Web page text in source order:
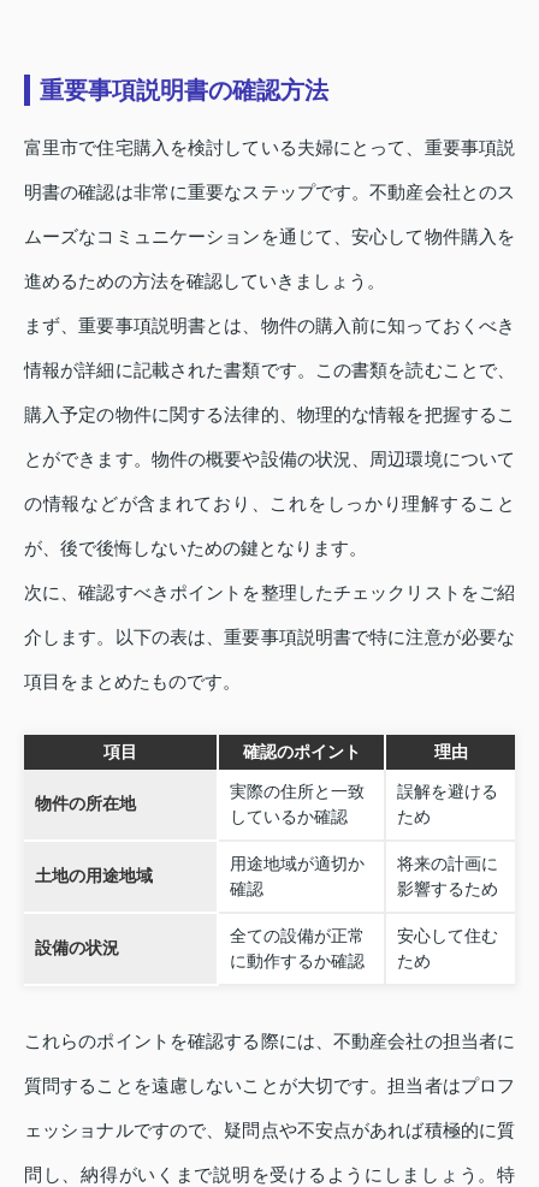
重要事項説明書の確認方法
富里市で住宅購入を検討している夫婦にとって、重要事項説
明書の確認は非常に重要なステップです。不動産会社とのス
ムーズなコミュニケーションを通じて、安心して物件購入を
進めるための方法を確認していきましょう。
まず、重要事項説明書とは、物件の購入前に知っておくべき
情報が詳細に記載された書類です。この書類を読むことで、
購入予定の物件に関する法律的、物理的な情報を把握するこ
とができます。物件の概要や設備の状況、周辺環境について
の情報などが含まれており、これをしっかり理解すること
が、後で後悔しないための鍵となります。
次に、確認すべきポイントを整理したチェックリストをご紹
介します。以下の表は、重要事項説明書で特に注意が必要な
項目をまとめたものです。
項目 確認のポイント 理由
物件の所在地
実際の住所と一致
しているか確認
誤解を避ける
ため
土地の用途地域
用途地域が適切か
確認
将来の計画に
影響するため
設備の状況
全ての設備が正常
に動作するか確認
安心して住む
ため
これらのポイントを確認する際には、不動産会社の担当者に
質問することを遠慮しないことが大切です。担当者はプロフ
ェッショナルですので、疑問点や不安点があれば積極的に質
問し、納得がいくまで説明を受けるようにしましょう。特